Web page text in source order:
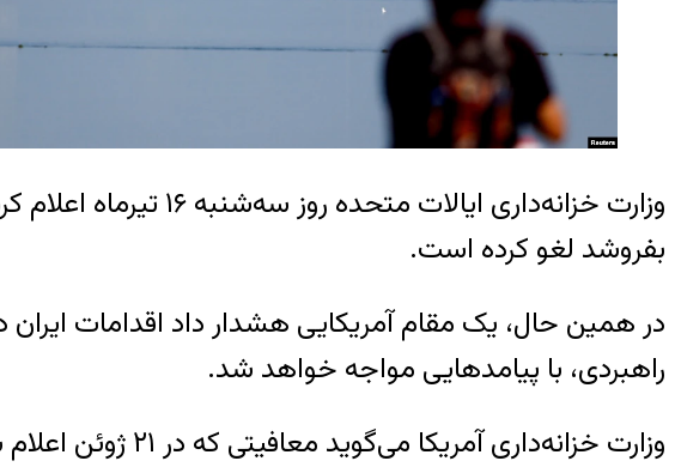
وزارت خزانه‌داری
بفروشد لغو کرده است.
در همین حال، یک مقام آمریکایی هشدار داد اقدامات
راهبردی، با پیامدهایی مواجه خواهد شد.